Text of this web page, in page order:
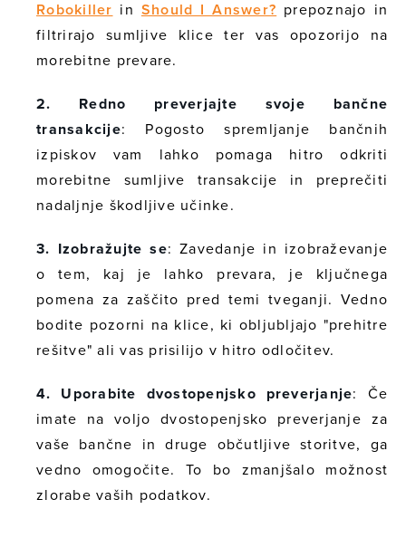
Robokiller in Should I Answer? prepoznajo in
filtrirajo sumljive klice ter vas opozorijo na
morebitne prevare.
2. Redno preverjajte svoje bančne
transakcije: Pogosto spremljanje bančnih
izpiskov vam lahko pomaga hitro odkriti
morebitne sumljive transakcije in preprečiti
nadaljnje škodljive učinke.
3. Izobražujte se: Zavedanje in izobraževanje
o tem, kaj je lahko prevara, je ključnega
pomena za zaščito pred temi tveganji. Vedno
bodite pozorni na klice, ki obljubljajo "prehitre
rešitve" ali vas prisilijo v hitro odločitev.
4. Uporabite dvostopenjsko preverjanje: Če
imate na voljo dvostopenjsko preverjanje za
vaše bančne in druge občutljive storitve, ga
vedno omogočite. To bo zmanjšalo možnost
zlorabe vaših podatkov.